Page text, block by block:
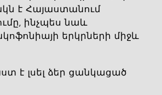
է Հայաստանում
ինչպես նաև
երկրների միջև
է լսել ձեր ցանկացած